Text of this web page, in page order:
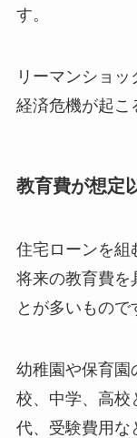
す。
リーマンショ
経済危機が起こ
教育費が想定
住宅ローンを組
将来の教育費を
とが多いもので
幼稚園や保育園
校、中学、高校
代、受験費用な